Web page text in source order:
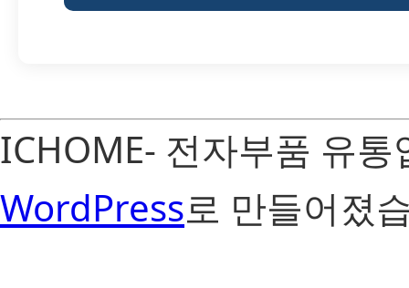
ICHOME- 전자부품 유
WordPress로 만들어졌